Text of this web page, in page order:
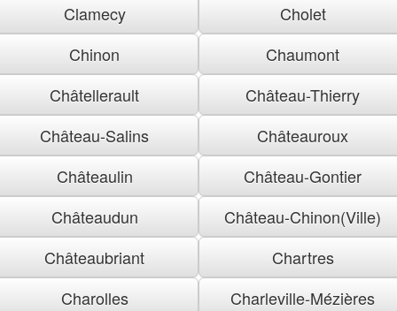
Clamecy
Cholet
Chinon
Chaumont
Châtellerault
Château-Thierry
Château-Salins
Châteauroux
Châteaulin
Château-Gontier
Châteaudun
Château-Chinon(Ville)
Châteaubriant
Chartres
Charolles
Charleville-Mézières